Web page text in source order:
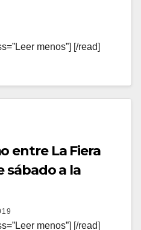
menos”] [/read]
entre La Fiera
sábado a la
menos”] [/read]